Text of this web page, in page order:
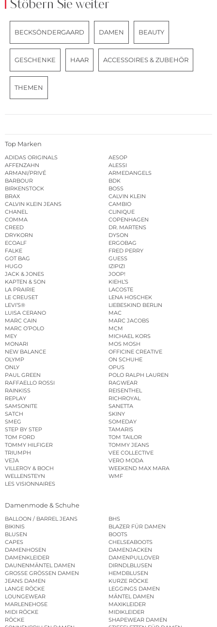
Stöbern Sie weiter
BECKSÖNDERGAARD DAMEN BEAUTY
GESCHENKE HAAR ACCESSOIRES & ZUBEHÖR
THEMEN
Top Marken
ADIDAS ORIGINALS
AESOP
AFFENZAHN
ALESSI
ARMANI/PRIVÉ
ARMEDANGELS
BARBOUR
BDK
BIRKENSTOCK
BOSS
BRAX
CALVIN KLEIN
CALVIN KLEIN JEANS
CAMBIO
CHANEL
CLINIQUE
COMMA
COPENHAGEN
CREED
DR. MARTENS
DRYKORN
DYSON
ECOALF
ERGOBAG
FALKE
FRED PERRY
GOT BAG
GUESS
HUGO
IZIPIZI
JACK & JONES
JOOP!
KAPTEN & SON
KIEHL’S
LA PRAIRIE
LACOSTE
LE CREUSET
LENA HOSCHEK
LEVI’S®
LIEBESKIND BERLIN
LUISA CERANO
MAC
MARC CAIN
MARC JACOBS
MARC O’POLO
MCM
MEY
MICHAEL KORS
MONARI
MOS MOSH
NEW BALANCE
OFFICINE CREATIVE
OLYMP
ON SCHUHE
ONLY
OPUS
PAUL GREEN
POLO RALPH LAUREN
RAFFAELLO ROSSI
RAGWEAR
RAINKISS
REISENTHEL
REPLAY
RICHROYAL
SAMSONITE
SANETTA
SATCH
SKINY
SMEG
SOMEDAY
STEP BY STEP
TAMARIS
TOM FORD
TOM TAILOR
TOMMY HILFIGER
TOMMY JEANS
TRIUMPH
VEE COLLECTIVE
VEJA
VERO MODA
VILLEROY & BOCH
WEEKEND MAX MARA
WELLENSTEYN
WMF
LES VISIONNAIRES
Damenmode & Schuhe
BALLOON / BARREL JEANS
BHS
BIKINIS
BLAZER FÜR DAMEN
BLUSEN
BOOTS
CAPES
CHELSEABOOTS
DAMENHOSEN
DAMENJACKEN
DAMENKLEIDER
DAMENPULLOVER
DAUNENMÄNTEL DAMEN
DIRNDLBLUSEN
GROSSE GRÖSSEN DAMEN
HEMDBLUSEN
JEANS DAMEN
KURZE RÖCKE
LANGE RÖCKE
LEGGINGS DAMEN
LOUNGEWEAR
MÄNTEL DAMEN
MARLENEHOSE
MAXIKLEIDER
MIDI RÖCKE
MIDIKLEIDER
RÖCKE
SHAPEWEAR DAMEN